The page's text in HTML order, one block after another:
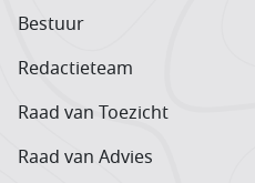
Bestuur
Redactieteam
Raad van Toezicht
Raad van Advies